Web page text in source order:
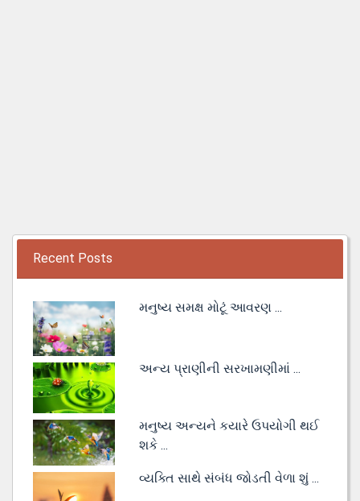
Recent Posts
મનુષ્ય સમક્ષ મોટૂં આવરણ ...
અન્ય પ્રાણીની સરખામણીમાં ...
મનુષ્ય અન્યને કયારે ઉપયોગી થઈ
શકે ...
વ્યક્તિ સાથે સંબંધ જોડતી વેળા શું ...